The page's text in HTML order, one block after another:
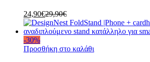
24,90€29,90€
-30%
Προσθήκη στο καλάθι